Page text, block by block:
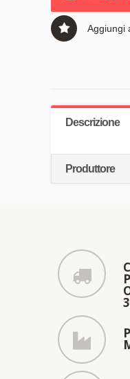
Aggiungi
Descrizione
Produttore